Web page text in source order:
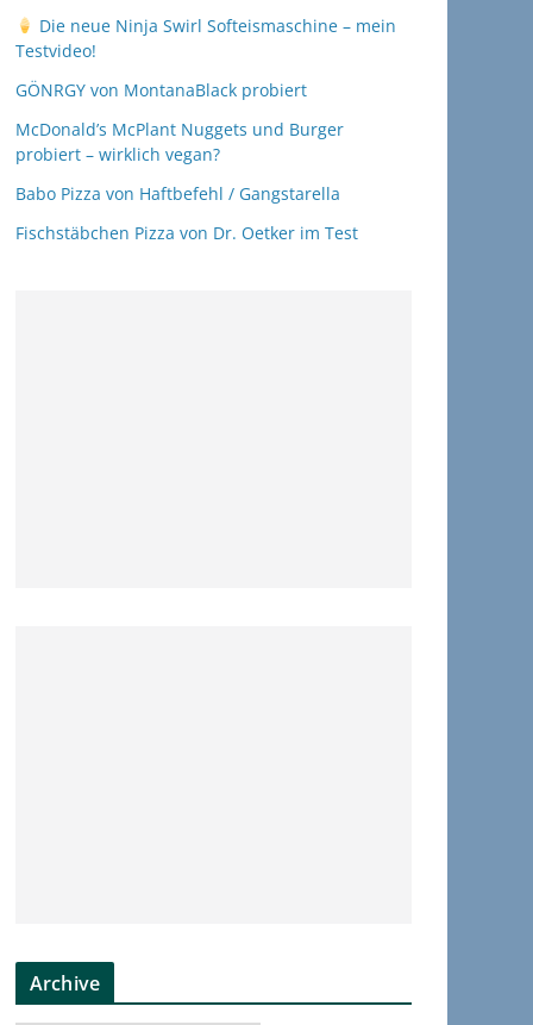
Die neue Ninja Swirl Softeismaschine – mein
Testvideo!
GÖNRGY von MontanaBlack probiert
McDonald’s McPlant Nuggets und Burger
probiert – wirklich vegan?
Babo Pizza von Haftbefehl / Gangstarella
Fischstäbchen Pizza von Dr. Oetker im Test
Archive